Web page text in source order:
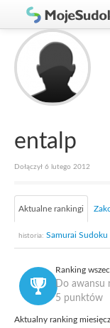
Graj w Sudoku!
Zasady Sudoku
Rankingi
Gracze
entalp
Dołączył 6 lutego 2012
Aktualne rankingi
historia: Samurai Sudoku
Ranking
Do awansu
5 punktów
Aktualny ranking